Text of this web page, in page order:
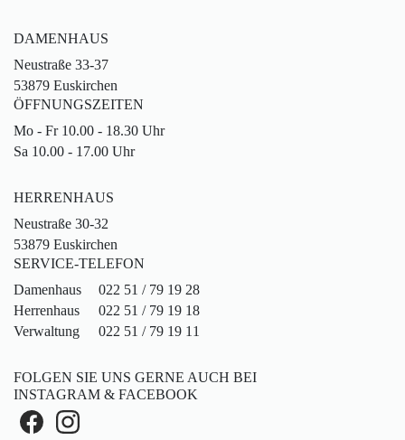
DAMENHAUS
Neustraße 33-37
53879 Euskirchen
ÖFFNUNGSZEITEN
Mo - Fr 10.00 - 18.30 Uhr
Sa 10.00 - 17.00 Uhr
HERRENHAUS
Neustraße 30-32
53879 Euskirchen
SERVICE-TELEFON
Damenhaus
022 51 / 79 19 28
Herrenhaus
022 51 / 79 19 18
Verwaltung
022 51 / 79 19 11
FOLGEN SIE UNS GERNE AUCH BEI
INSTAGRAM & FACEBOOK